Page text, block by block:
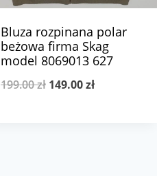
Bluza rozpinana polar
beżowa firma Skag
model 8069013 627
199.00zł Pierwotna
149.00złAktualna